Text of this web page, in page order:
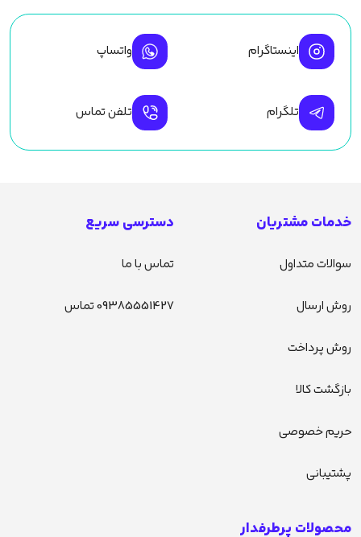
اینستاگرام واتساپ
تلگرام تلفن تماس
خدمات مشتریان
سوالات متداول
روش ارسال
روش پرداخت
بازگشت کالا
حریم خصوصی
پشتیبانی
دسترسی سریع
تماس با ما
09385551427 تماس
محصولات پرطرفدار